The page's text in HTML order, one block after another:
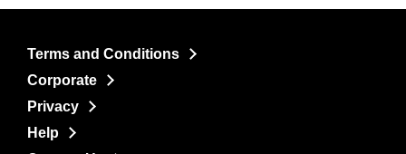
Terms and Conditions
Corporate
Privacy
Help